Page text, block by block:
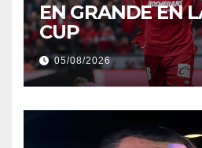
EN GRANDE EN
CUP
05/08/2026